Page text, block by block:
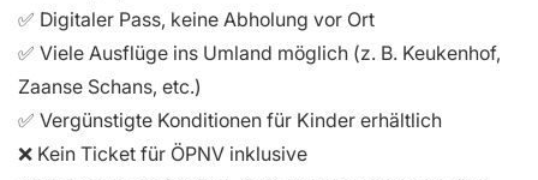
✅ Digitaler Pass, keine Abholung vor Ort
✅ Viele Ausflüge ins Umland möglich (z. B. Keukenhof,
Zaanse Schans, etc.)
✅ Vergünstigte Konditionen für Kinder erhältlich
❌ Kein Ticket für ÖPNV inklusive